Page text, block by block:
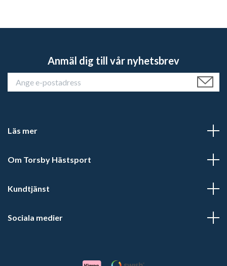
Anmäl dig till vår nyhetsbrev
Läs mer
Om Torsby Hästsport
Kundtjänst
Sociala medier